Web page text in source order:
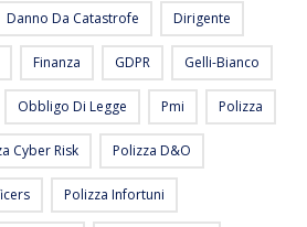
Danno Da Catastrofe Dirigente
Finanza GDPR Gelli-Bianco
Obbligo Di Legge Pmi Polizza
Cyber Risk Polizza D&O
Polizza Infortuni